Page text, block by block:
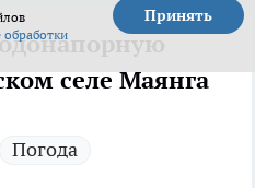
Принять
селе Маянга
Погода